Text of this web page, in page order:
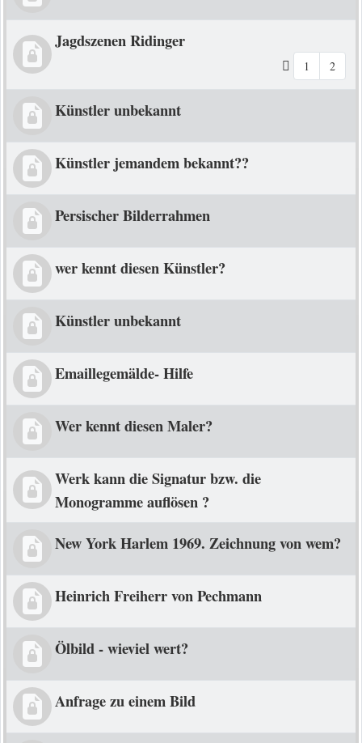
Jagdszenen Ridinger
1 2
Künstler unbekannt
Künstler jemandem bekannt??
Persischer Bilderrahmen
wer kennt diesen Künstler?
Künstler unbekannt
Emaillegemälde- Hilfe
Wer kennt diesen Maler?
Werk kann die Signatur bzw. die
Monogramme auflösen ?
New York Harlem 1969. Zeichnung von wem?
Heinrich Freiherr von Pechmann
Ölbild - wieviel wert?
Anfrage zu einem Bild